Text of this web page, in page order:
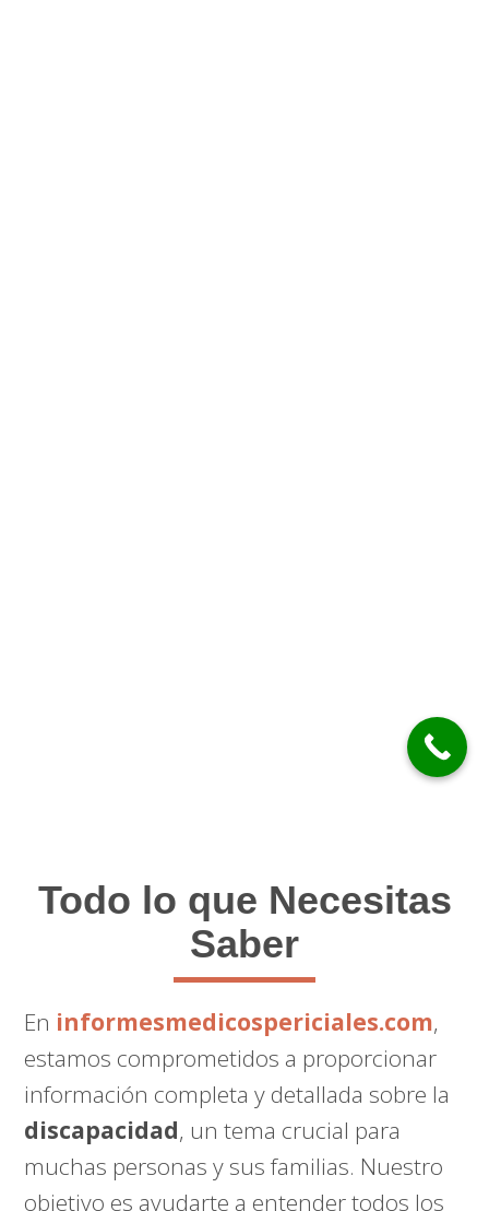
Todo lo que Necesitas
Saber
En informesmedicospericiales.com,
estamos comprometidos a proporcionar
información completa y detallada sobre la
discapacidad, un tema crucial para
muchas personas y sus familias. Nuestro
objetivo es ayudarte a entender todos los